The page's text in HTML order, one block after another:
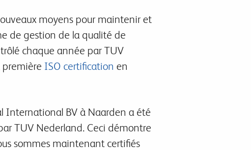
moyens pour maintenir et
de gestion de la qualité de
chaque année par TUV
ISO certification en
International BV à Naarden a été
TUV Nederland. Ceci démontre
sommes maintenant certifiés